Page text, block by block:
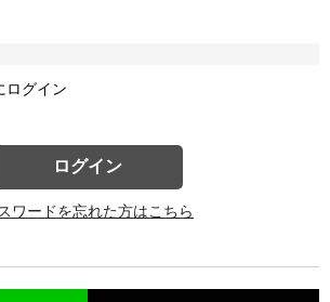
ログイン
ログイン
ワードを忘れた方はこちら